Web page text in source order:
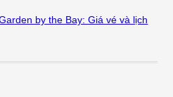
by the Bay: Giá vé và lịch